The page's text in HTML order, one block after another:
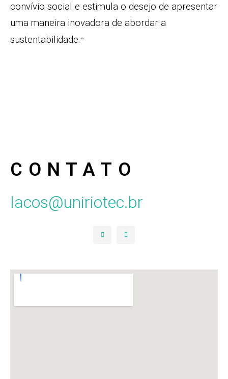
convívio social e estimula o desejo de apresentar
uma maneira inovadora de abordar a
sustentabilidade.”
CONTATO
lacos@uniriotec.br